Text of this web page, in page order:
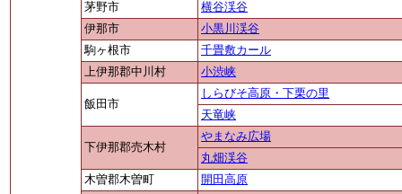
茅野市
横谷渓谷
伊那市
小黒川渓谷
駒ヶ根市
千畳敷カール
上伊那郡中川村
小渋峡
飯田市
しらびそ高原・下栗の里
天竜峡
下伊那郡売木村
やまなみ広場
丸畑渓谷
木曽郡木曽町
開田高原